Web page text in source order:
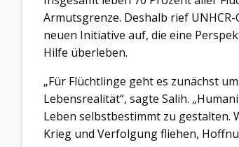
Armutsgrenze. Deshalb rief
neuen Initiative auf, die eine
Hilfe überleben.
„Für Flüchtlinge geht es zunächst
Lebensrealität“, sagte Salih.
Leben selbstbestimmt zu gestalten.
Krieg und Verfolgung fliehen,